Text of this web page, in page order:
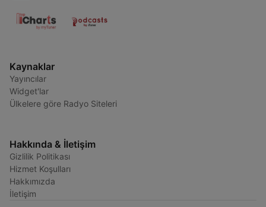
Kaynaklar
Yayıncılar
Widget'lar
Ülkelere göre Radyo Siteleri
Hakkında & İletişim
Gizlilik Politikası
Hizmet Koşulları
Hakkımızda
İletişim